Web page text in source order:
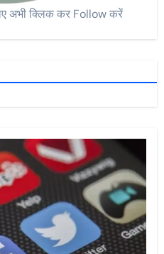
अभी क्लिक कर Follow करें